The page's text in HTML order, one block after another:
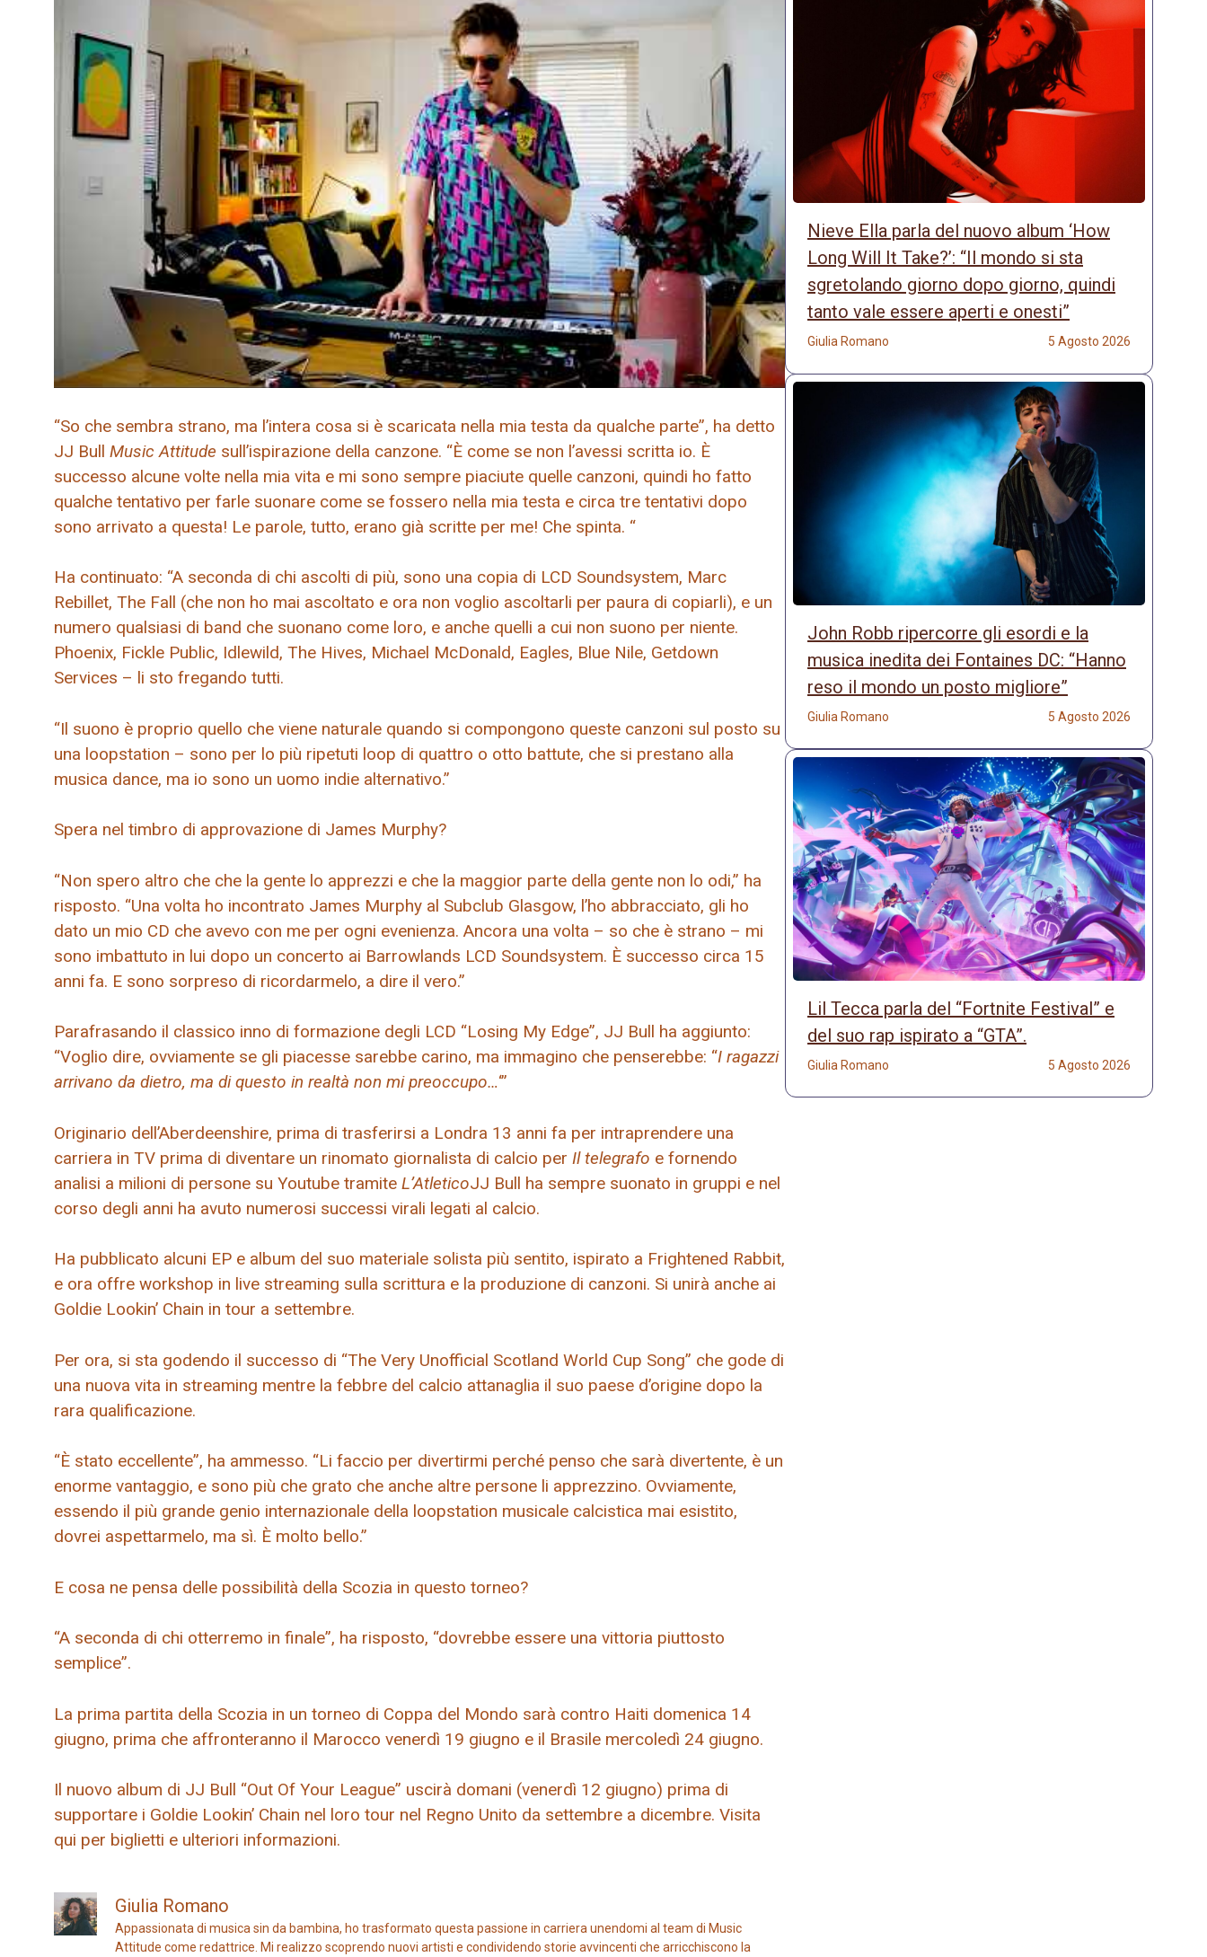
“So che sembra strano, ma l’intera cosa si è scaricata nella mia testa da qualche parte”, ha detto
JJ Bull Music Attitude sull’ispirazione della canzone. “È come se non l’avessi scritta io. È
successo alcune volte nella mia vita e mi sono sempre piaciute quelle canzoni, quindi ho fatto
qualche tentativo per farle suonare come se fossero nella mia testa e circa tre tentativi dopo
sono arrivato a questa! Le parole, tutto, erano già scritte per me! Che spinta. “
Ha continuato: “A seconda di chi ascolti di più, sono una copia di LCD Soundsystem, Marc
Rebillet, The Fall (che non ho mai ascoltato e ora non voglio ascoltarli per paura di copiarli), e un
numero qualsiasi di band che suonano come loro, e anche quelli a cui non suono per niente.
Phoenix, Fickle Public, Idlewild, The Hives, Michael McDonald, Eagles, Blue Nile, Getdown
Services – li sto fregando tutti.
“Il suono è proprio quello che viene naturale quando si compongono queste canzoni sul posto su
una loopstation – sono per lo più ripetuti loop di quattro o otto battute, che si prestano alla
musica dance, ma io sono un uomo indie alternativo.”
Spera nel timbro di approvazione di James Murphy?
“Non spero altro che che la gente lo apprezzi e che la maggior parte della gente non lo odi,” ha
risposto. “Una volta ho incontrato James Murphy al Subclub Glasgow, l’ho abbracciato, gli ho
dato un mio CD che avevo con me per ogni evenienza. Ancora una volta – so che è strano – mi
sono imbattuto in lui dopo un concerto ai Barrowlands LCD Soundsystem. È successo circa 15
anni fa. E sono sorpreso di ricordarmelo, a dire il vero.”
Parafrasando il classico inno di formazione degli LCD “Losing My Edge”, JJ Bull ha aggiunto:
“Voglio dire, ovviamente se gli piacesse sarebbe carino, ma immagino che penserebbe: “I ragazzi
arrivano da dietro, ma di questo in realtà non mi preoccupo…‘”
Originario dell’Aberdeenshire, prima di trasferirsi a Londra 13 anni fa per intraprendere una
carriera in TV prima di diventare un rinomato giornalista di calcio per Il telegrafo e fornendo
analisi a milioni di persone su Youtube tramite L’AtleticoJJ Bull ha sempre suonato in gruppi e nel
corso degli anni ha avuto numerosi successi virali legati al calcio.
Ha pubblicato alcuni EP e album del suo materiale solista più sentito, ispirato a Frightened Rabbit,
e ora offre workshop in live streaming sulla scrittura e la produzione di canzoni. Si unirà anche ai
Goldie Lookin’ Chain in tour a settembre.
Per ora, si sta godendo il successo di “The Very Unofficial Scotland World Cup Song” che gode di
una nuova vita in streaming mentre la febbre del calcio attanaglia il suo paese d’origine dopo la
rara qualificazione.
“È stato eccellente”, ha ammesso. “Li faccio per divertirmi perché penso che sarà divertente, è un
enorme vantaggio, e sono più che grato che anche altre persone li apprezzino. Ovviamente,
essendo il più grande genio internazionale della loopstation musicale calcistica mai esistito,
dovrei aspettarmelo, ma sì. È molto bello.”
E cosa ne pensa delle possibilità della Scozia in questo torneo?
“A seconda di chi otterremo in finale”, ha risposto, “dovrebbe essere una vittoria piuttosto
semplice”.
La prima partita della Scozia in un torneo di Coppa del Mondo sarà contro Haiti domenica 14
giugno, prima che affronteranno il Marocco venerdì 19 giugno e il Brasile mercoledì 24 giugno.
Il nuovo album di JJ Bull “Out Of Your League” uscirà domani (venerdì 12 giugno) prima di
supportare i Goldie Lookin’ Chain nel loro tour nel Regno Unito da settembre a dicembre. Visita
qui per biglietti e ulteriori informazioni.
Giulia Romano
Appassionata di musica sin da bambina, ho trasformato questa passione in carriera unendomi al team di Music
Attitude come redattrice. Mi realizzo scoprendo nuovi artisti e condividendo storie avvincenti che arricchiscono la
Nieve Ella parla del nuovo album ‘How
Long Will It Take?’: “Il mondo si sta
sgretolando giorno dopo giorno, quindi
tanto vale essere aperti e onesti”
Giulia Romano 5 Agosto 2026
John Robb ripercorre gli esordi e la
musica inedita dei Fontaines DC: “Hanno
reso il mondo un posto migliore”
Giulia Romano 5 Agosto 2026
Lil Tecca parla del “Fortnite Festival” e
del suo rap ispirato a “GTA”.
Giulia Romano 5 Agosto 2026